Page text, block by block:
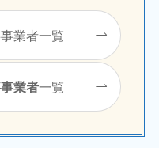
業者一覧
業者一覧